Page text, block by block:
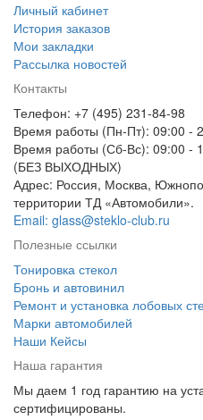
Личный кабинет
История заказов
Мои закладки
Рассылка новостей
Контакты
Телефон: +7 (495) 231-84-98
Время работы (Пн-Пт): 09:00 -
Время работы (Сб-Вс): 09:00 -
(БЕЗ ВЫХОДНЫХ)
Адрес: Россия, Москва,
территории ТД «Автомобили».
Email: glass@steklo-club.ru
Полезные ссылки
Тонировка стекол
Бронь и автовинил
Ремонт и установка лобовых
Марки автомобилей
Наши Кейсы
Наша гарантия
Мы даем 1 год гарантию на
сертифицированы.